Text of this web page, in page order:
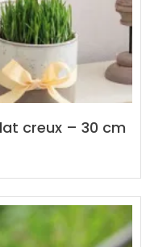
creux – 30 cm